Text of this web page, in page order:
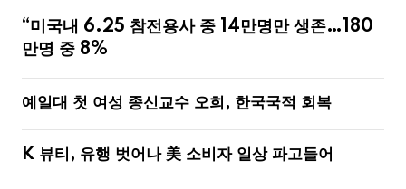
“미국내 6.25 참전용사 중 14만명만 생존…180
만명 중 8%
예일대 첫 여성 종신교수 오희, 한국국적 회복
K 뷰티, 유행 벗어나 美 소비자 일상 파고들어